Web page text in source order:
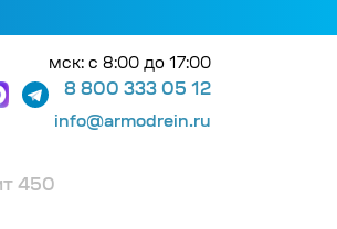
мск: с 8:00 до 17:00
8 800 333 05 12
info@armodrein.ru
450